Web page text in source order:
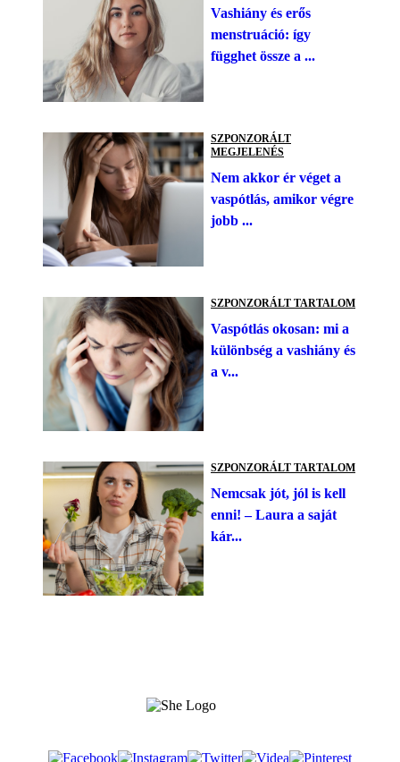
Vashiány és erős
menstruáció: így
függhet össze a ...
SZPONZORÁLT
MEGJELENÉS
Nem akkor ér véget a
vaspótlás, amikor végre
jobb ...
SZPONZORÁLT TARTALOM
Vaspótlás okosan: mi a
különbség a vashiány és
a v...
SZPONZORÁLT TARTALOM
Nemcsak jót, jól is kell
enni! – Laura a saját
kár...